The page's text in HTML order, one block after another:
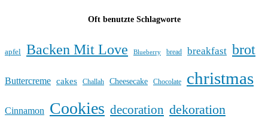
Oft benutzte Schlagworte
apfel Backen Mit Love Blueberry bread breakfast brot
Buttercreme cakes Challah Cheesecake Chocolate christmas
Cinnamon Cookies decoration dekoration